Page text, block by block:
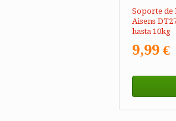
Soporte de
Aisens
hasta 10kg
9,99 €